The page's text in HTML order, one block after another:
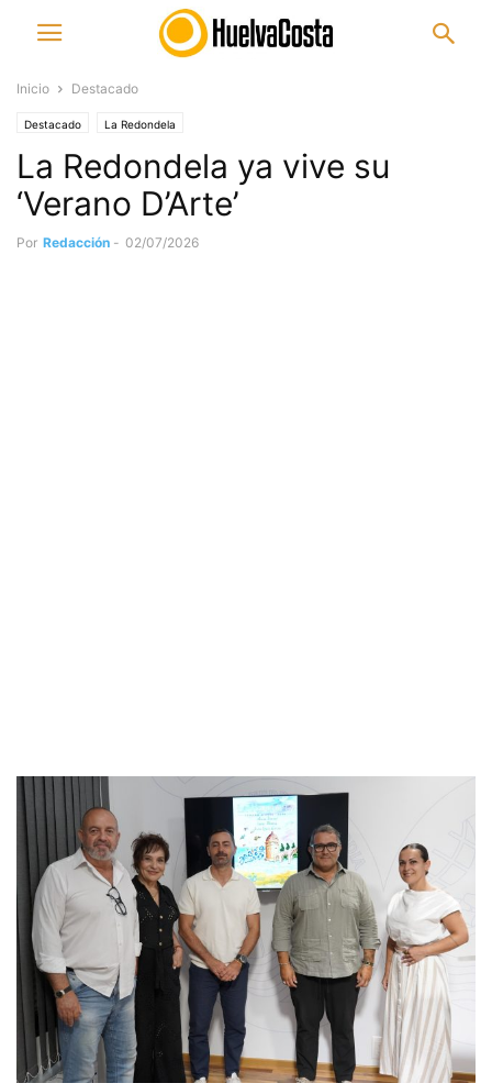
Inicio Destacado
Destacado La Redondela
La Redondela ya vive su
‘Verano D’Arte’
Por Redacción - 02/07/2026